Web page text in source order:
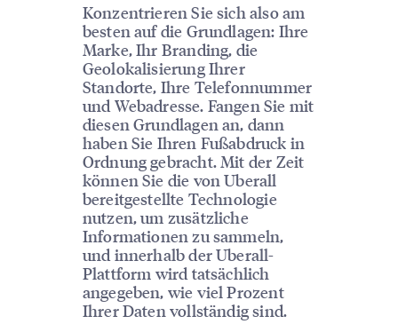
Konzentrieren Sie sich also am
besten auf die Grundlagen: Ihre
Marke, Ihr Branding, die
Geolokalisierung Ihrer
Standorte, Ihre Telefonnummer
und Webadresse. Fangen Sie mit
diesen Grundlagen an, dann
haben Sie Ihren Fußabdruck in
Ordnung gebracht. Mit der Zeit
können Sie die von Uberall
bereitgestellte Technologie
nutzen, um zusätzliche
Informationen zu sammeln,
und innerhalb der Uberall-
Plattform wird tatsächlich
angegeben, wie viel Prozent
Ihrer Daten vollständig sind.